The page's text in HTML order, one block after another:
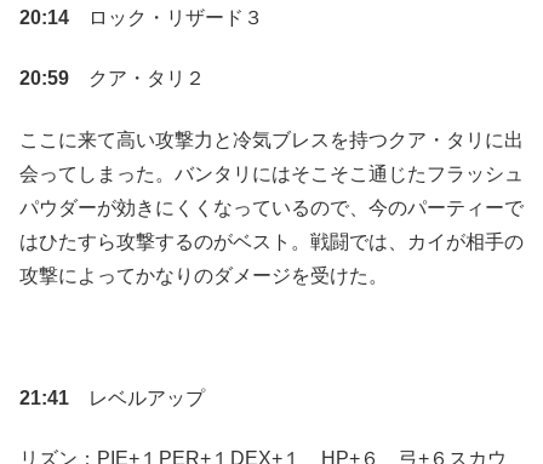
20:14 ロック・リザード３
20:59 クア・タリ２
ここに来て高い攻撃力と冷気ブレスを持つクア・タリに出
会ってしまった。バンタリにはそこそこ通じたフラッシュ
パウダーが効きにくくなっているので、今のパーティーで
はひたすら攻撃するのがベスト。戦闘では、カイが相手の
攻撃によってかなりのダメージを受けた。
21:41 レベルアップ
リズン：PIE+１PER+１DEX+１ HP+６ 弓+６スカウ